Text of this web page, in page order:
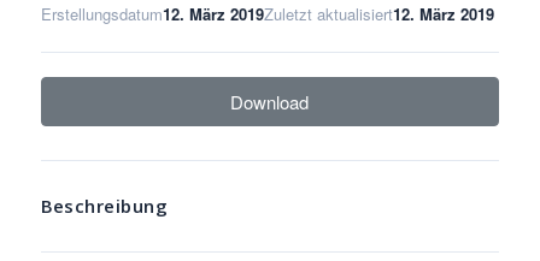
Erstellungsdatum12. März 2019Zuletzt aktualisiert12. März 2019
Download
Beschreibung